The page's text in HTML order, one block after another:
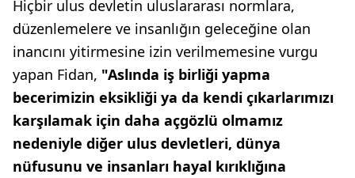
Hiçbir ulus devletin uluslararası normlara,
düzenlemelere ve insanlığın geleceğine olan
inancını yitirmesine izin verilmemesine vurgu
yapan Fidan, "Aslında iş birliği yapma
becerimizin eksikliği ya da kendi çıkarlarımızı
karşılamak için daha açgözlü olmamız
nedeniyle diğer ulus devletleri, dünya
nüfusunu ve insanları hayal kırıklığına